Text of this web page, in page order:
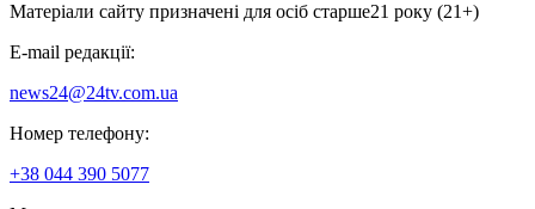
Матеріали сайту призначені для осіб старше21 року (21+)
E-mail редакції:
news24@24tv.com.ua
Номер телефону:
+38 044 390 5077